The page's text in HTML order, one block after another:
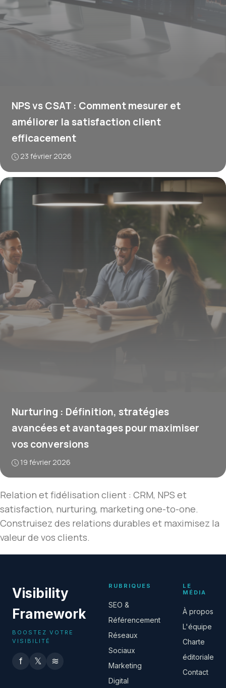
NPS vs CSAT : Comment mesurer et
améliorer la satisfaction client
efficacement
23 février 2026
Nurturing : Définition, stratégies
avancées et avantages pour maximiser
vos conversions
19 février 2026
Relation et fidélisation client : CRM, NPS et
satisfaction, nurturing, marketing one-to-one.
Construisez des relations durables et maximisez la
valeur de vos clients.
Visibility
Framework
BOOSTEZ VOTRE
VISIBILITÉ
f 𝕏 ≋
RUBRIQUES
SEO &
Référencement
Réseaux
Sociaux
Marketing
Digital
LE
MÉDIA
À propos
L'équipe
Charte
éditoriale
Contact